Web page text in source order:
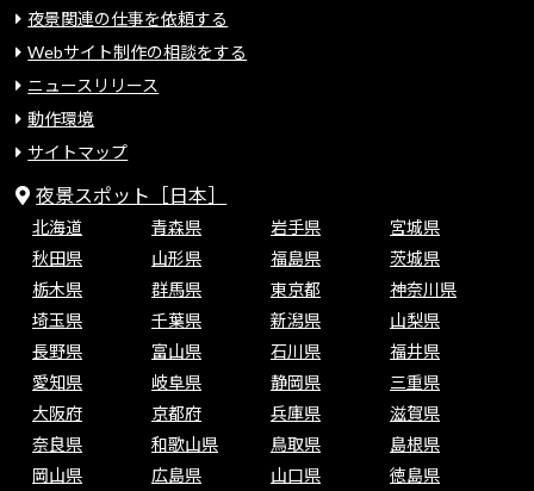
夜景関連の仕事を依頼する
Webサイト制作の相談をする
ニュースリリース
動作環境
サイトマップ
夜景スポット［日本］
北海道 青森県 岩手県
宮城県
秋田県
山形県 福島県
茨城県
栃木県
群馬県 東京都
神奈川県
埼玉県
千葉県 新潟県
山梨県
長野県
富山県 石川県
福井県
愛知県
岐阜県 静岡県
三重県
大阪府
京都府 兵庫県
滋賀県
奈良県
和歌山県 鳥取県
島根県
岡山県
広島県 山口県
徳島県